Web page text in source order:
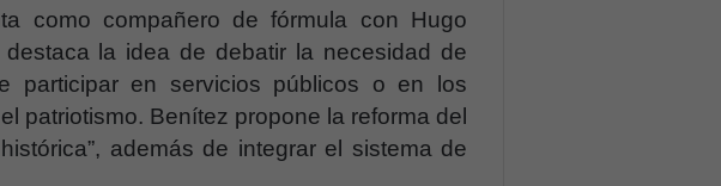
como compañero de fórmula con Hugo
la idea de debatir la necesidad de
participar en servicios públicos o en los
patriotismo. Benítez propone la reforma del
además de integrar el sistema de